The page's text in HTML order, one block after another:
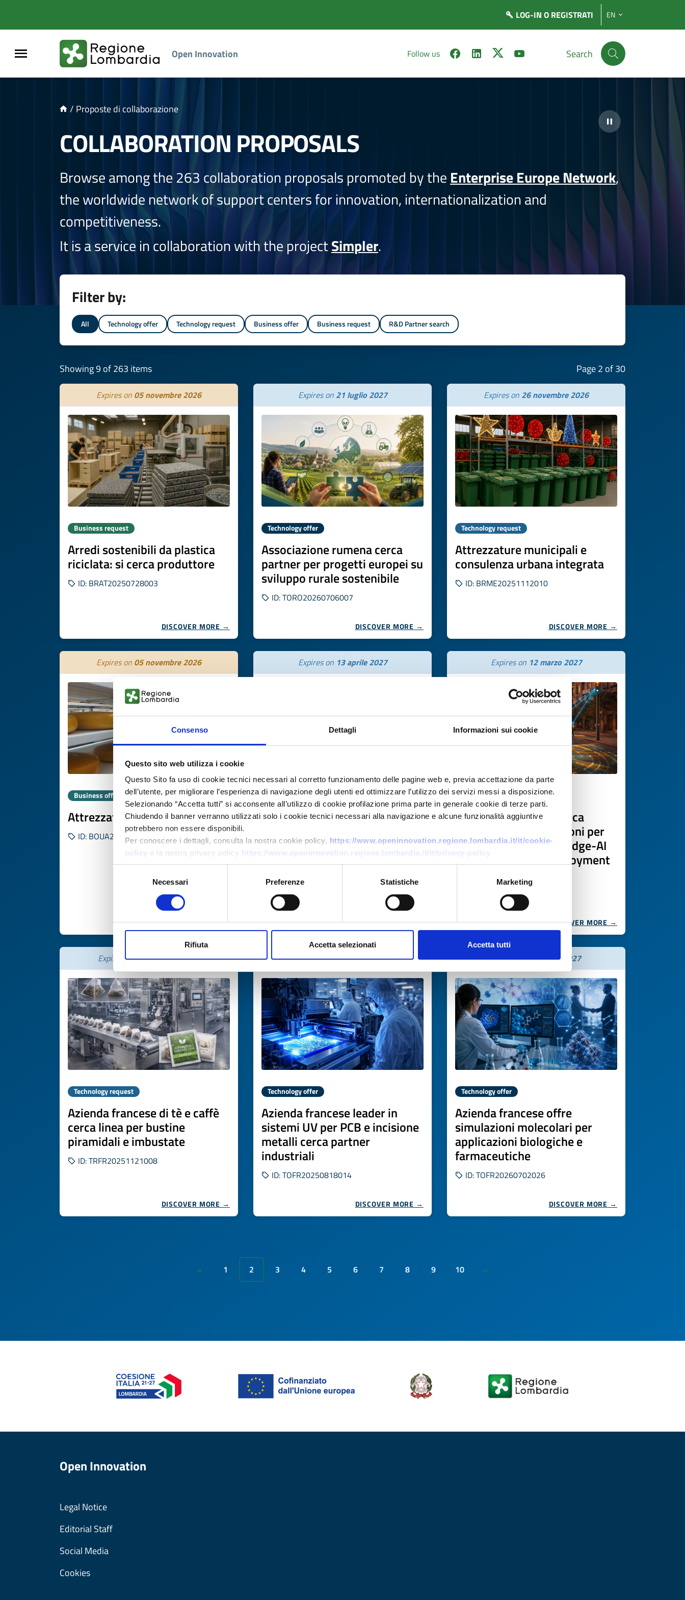
Consenso Dettagli Informazioni sui cookie
Questo sito web utilizza i cookie
Questo Sito fa uso di cookie tecnici necessari al corretto funzionamento delle pagine web e, previa accettazione da parte
dell’utente, per migliorare l’esperienza di navigazione degli utenti ed ottimizzare l’utilizzo dei servizi messi a disposizione.
Selezionando “Accetta tutti” si acconsente all’utilizzo di cookie profilazione prima parte in generale cookie di terze parti.
Chiudendo il banner verranno utilizzati solo i cookie tecnici necessari alla navigazione e alcune funzionalità aggiuntive
potrebbero non essere disponibili.
Per conoscere i dettagli, consulta la nostra cookie policy. https://www.openinnovation.regione.lombardia.it/it/cookie-
policy e la nostra privacy policy https://www.openinnovation.regione.lombardia.it/it/privacy-policy
Necessari Preferenze Statistiche Marketing
Rifiuta Accetta selezionati Accetta tutti
LOG-IN O REGISTRATI EN
Open Innovation Follow us Search
/ Proposte di collaborazione
COLLABORATION PROPOSALS
Browse among the 263 collaboration proposals promoted by the Enterprise Europe Network,
the worldwide network of support centers for innovation, internationalization and
competitiveness.
It is a service in collaboration with the projectSimpler.
Filter by:
All Technology offer Technology request Business offer Business request R&D Partner search
Showing 9 of 263 items Page 2 of 30
Expires on 05 novembre 2026
Business request
Arredi sostenibili da plastica
riciclata: si cerca produttore
ID: BRAT20250728003
DISCOVER MORE →
Expires on 21 luglio 2027
Technology offer
Associazione rumena cerca
partner per progetti europei su
sviluppo rurale sostenibile
ID: TORO20260706007
DISCOVER MORE →
Expires on 26 novembre 2026
Technology request
Attrezzature municipali e
consulenza urbana integrata
ID: BRME20251112010
DISCOVER MORE →
Expires on 05 novembre 2026
Business offer
Attrezzature per caseifici
ID: BOUA20251003010
DISCOVER MORE →
Expires on 13 aprile 2027
Business request
Azienda bulgara cerca fornitori
per stampa 3D
ID: BRBG20260330023
DISCOVER MORE →
Expires on 12 marzo 2027
Technology offer
Azienda deep-tech greca
sviluppatrice di soluzioni per
mobilità autonoma e edge-AI
cerca partner per deployment
ID: TOGR20260302013
DISCOVER MORE →
Expires on22 dicembre 2026
Technology request
Azienda francese di tè e caffè
cerca linea per bustine
piramidali e imbustate
ID: TRFR20251121008
DISCOVER MORE →
Expires on13 marzo 2027
Technology offer
Azienda francese leader in
sistemi UV per PCB e incisione
metalli cerca partner
industriali
ID: TOFR20250818014
DISCOVER MORE →
Expires on17 luglio 2027
Technology offer
Azienda francese offre
simulazioni molecolari per
applicazioni biologiche e
farmaceutiche
ID: TOFR20260702026
DISCOVER MORE →
« 1 2 3 4 5 6 7 8 9 10 »
Open Innovation
Legal Notice
Editorial Staff
Social Media
Cookies